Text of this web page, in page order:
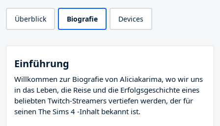
Überblick Biografie Devices
Einführung
Willkommen zur Biografie von Aliciakarima, wo wir uns
in das Leben, die Reise und die Erfolgsgeschichte eines
beliebten Twitch-Streamers vertiefen werden, der für
seinen The Sims 4 -Inhalt bekannt ist.